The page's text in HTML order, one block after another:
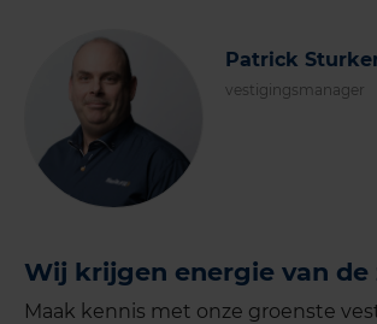
Patrick
vestigingsmanager
Wij krijgen energie van de
Maak kennis met onze groenste